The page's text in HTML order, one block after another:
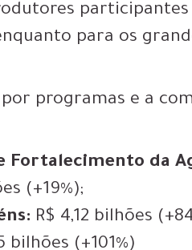
para os
programas e a
Fortalecimento da
(+19%);
R$ 4,12 bilhões
bilhões (+101%)